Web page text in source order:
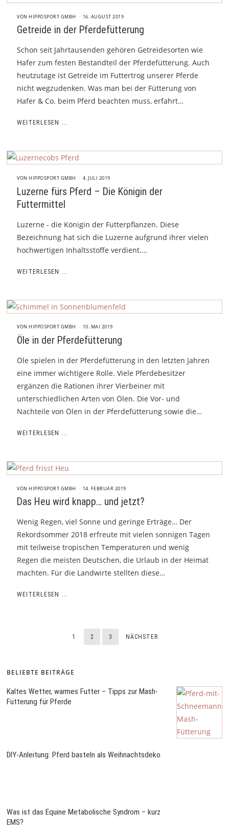
VONHIPPOSPORT GMBH 16. AUGUST 2019
Getreide in der Pferdefütterung
Schon seit Jahrtausenden gehören Getreidesorten wie
Hafer zum festen Bestandteil der Pferdefütterung. Auch
heutzutage ist Getreide im Futtertrog unserer Pferde
nicht wegzudenken. Was man bei der Fütterung von
Hafer & Co. beim Pferd beachten muss, erfahrt…
WEITERLESEN ...
VONHIPPOSPORT GMBH 4. JULI 2019
Luzerne fürs Pferd – Die Königin der
Futtermittel
Luzerne - die Königin der Futterpflanzen. Diese
Bezeichnung hat sich die Luzerne aufgrund ihrer vielen
hochwertigen Inhaltsstoffe verdient.…
WEITERLESEN ...
VONHIPPOSPORT GMBH 10. MAI 2019
Öle in der Pferdefütterung
Öle spielen in der Pferdefütterung in den letzten Jahren
eine immer wichtigere Rolle. Viele Pferdebesitzer
ergänzen die Rationen ihrer Vierbeiner mit
unterschiedlichen Arten von Ölen. Die Vor- und
Nachteile von Ölen in der Pferdefütterung sowie die…
WEITERLESEN ...
VONHIPPOSPORT GMBH 14. FEBRUAR 2019
Das Heu wird knapp… und jetzt?
Wenig Regen, viel Sonne und geringe Erträge… Der
Rekordsommer 2018 erfreute mit vielen sonnigen Tagen
mit teilweise tropischen Temperaturen und wenig
Regen die meisten Deutschen, die Urlaub in der Heimat
machten. Für die Landwirte stellten diese…
WEITERLESEN ...
1 2 3 NÄCHSTER
BELIEBTE BEITRÄGE
Kaltes Wetter, warmes Futter – Tipps zur Mash-
Fütterung für Pferde
DIY-Anleitung: Pferd basteln als Weihnachtsdeko
Was ist das Equine Metabolische Syndrom – kurz
EMS?